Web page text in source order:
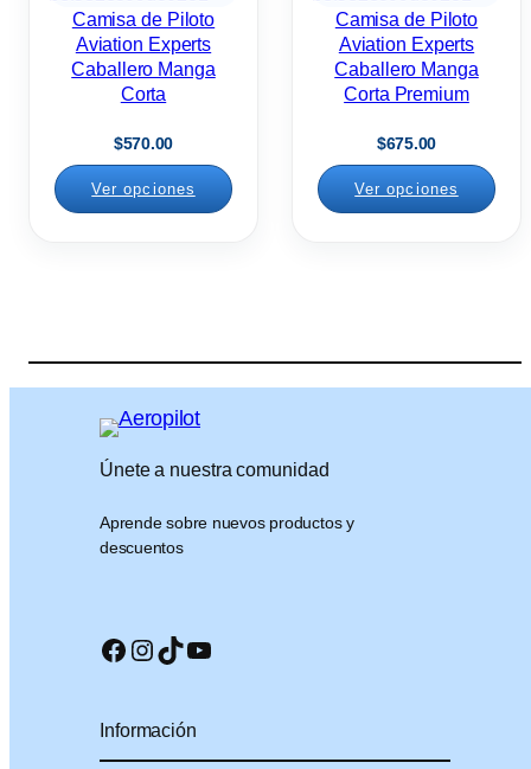
Camisa de Piloto
Aviation Experts
Caballero Manga
Corta
$570.00
Ver opciones
Camisa de Piloto
Aviation Experts
Caballero Manga
Corta Premium
$675.00
Ver opciones
Únete a nuestra comunidad
Aprende sobre nuevos productos y
descuentos
Facebook Instagram TikTok YouTube
Información